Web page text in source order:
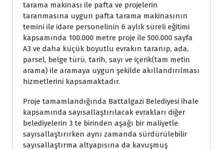
tarama makinası ile pafta ve projelerin
taranmasına uygun pafta tarama makinasının
temini ile idare personelinin 6 aylık süreli eğitimi
kapsamında 100.000 metre proje ile 500.000 sayfa
A3 ve daha küçük boyutlu evrakın taranıp, ada,
parsel, belge türü, tarih, sayı ve içerik(tam metin
arama) ile aramaya uygun şekilde akıllandırılması
hizmetlerini kapsamaktadır.
Proje tamamlandığında Battalgazi Belediyesi ihale
kapsamında sayısallaştırılacak evrakları diğer
belediyelerin 3 te birinden aşağı bir maliyetle
sayısallaştırırken aynı zamanda sürdürülebilir
sayısallaştırma altyapısına da kavuşmuş